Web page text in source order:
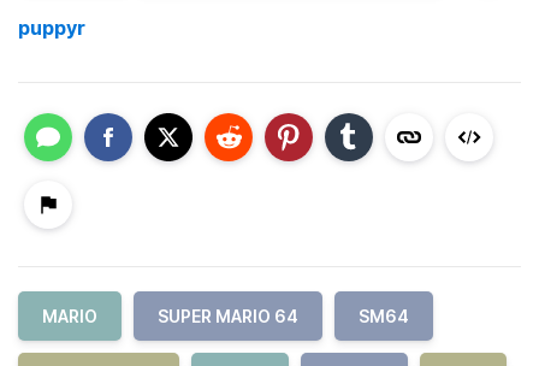
puppyr
MARIO SUPER MARIO 64 SM64